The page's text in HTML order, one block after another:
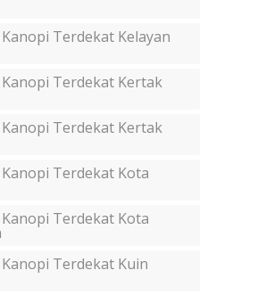
Kanopi Terdekat Kelayan
Kanopi Terdekat Kertak
Kanopi Terdekat Kertak
Kanopi Terdekat Kota
Kanopi Terdekat Kota
Kanopi Terdekat Kuin